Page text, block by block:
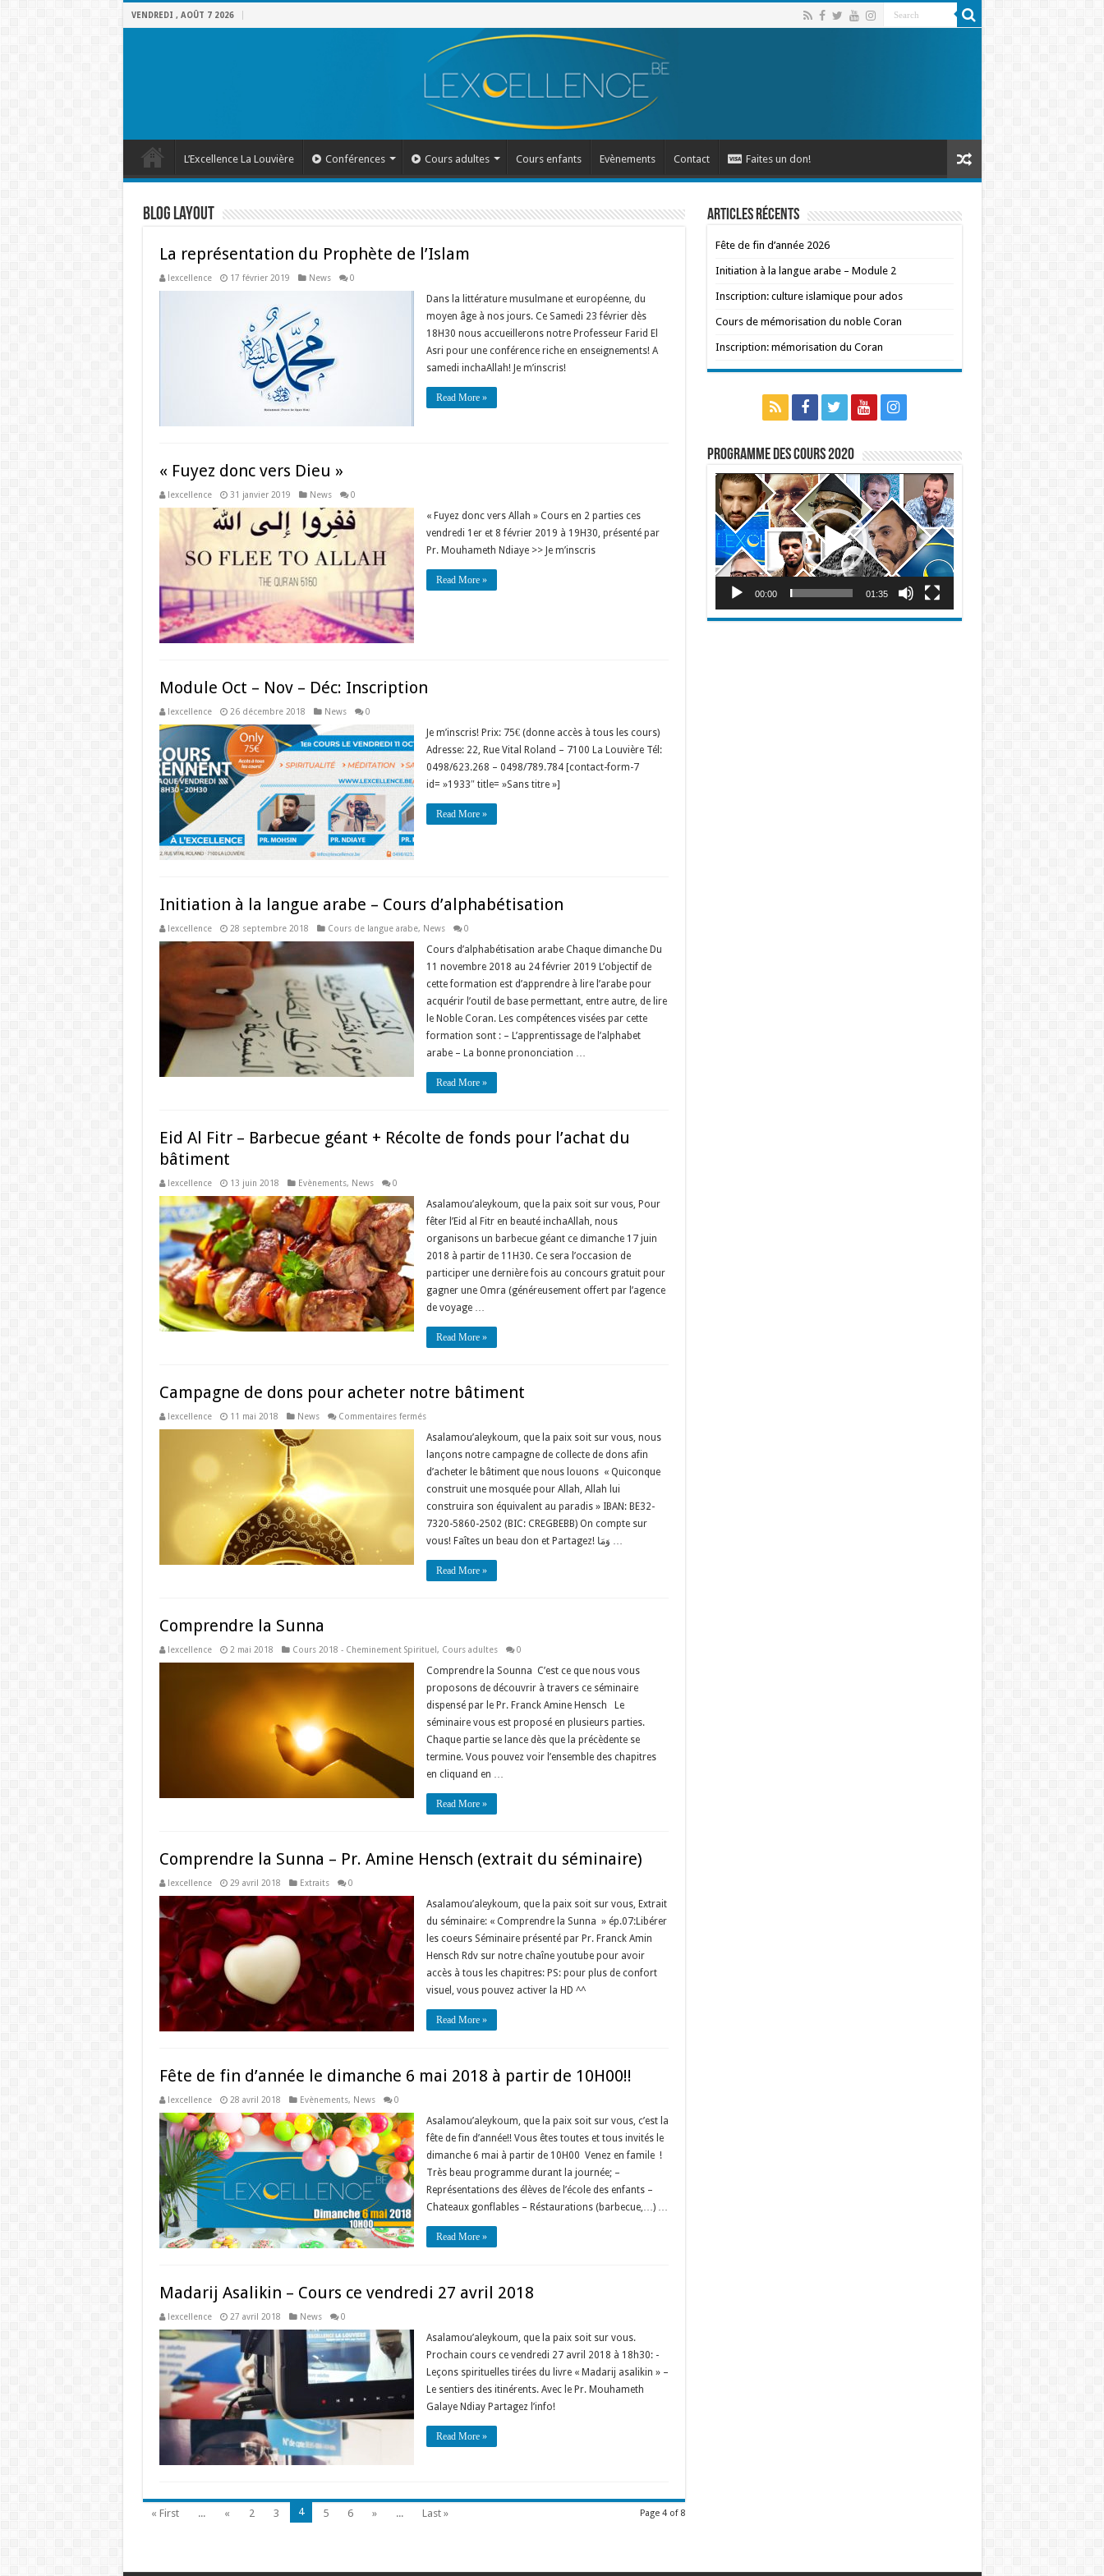
VENDREDI , AOÛT 7 2026
L’Excellence La Louvière Conférences Cours adultes Cours enfants Evènements Contact Faites un don!
Blog Layout
La représentation du Prophète de l’Islam
lexcellence 17 février 2019 News 0
Dans la littérature musulmane et européenne, du
moyen âge à nos jours. Ce Samedi 23 février dès
18H30 nous accueillerons notre Professeur Farid El
Asri pour une conférence riche en enseignements! A
samedi inchaAllah! Je m’inscris!
Read More »
« Fuyez donc vers Dieu »
lexcellence 31 janvier 2019 News 0
« Fuyez donc vers Allah » Cours en 2 parties ces
vendredi 1er et 8 février 2019 à 19H30, présenté par
Pr. Mouhameth Ndiaye >> Je m’inscris
Read More »
Module Oct – Nov – Déc: Inscription
lexcellence 26 décembre 2018 News 0
Je m’inscris! Prix: 75€ (donne accès à tous les cours)
Adresse: 22, Rue Vital Roland – 7100 La Louvière Tél:
0498/623.268 – 0498/789.784 [contact-form-7
id= »1933″ title= »Sans titre »]
Read More »
Initiation à la langue arabe – Cours d’alphabétisation
lexcellence 28 septembre 2018 Cours de langue arabe, News 0
Cours d’alphabétisation arabe Chaque dimanche Du
11 novembre 2018 au 24 février 2019 L’objectif de
cette formation est d’apprendre à lire l’arabe pour
acquérir l’outil de base permettant, entre autre, de lire
le Noble Coran. Les compétences visées par cette
formation sont : – L’apprentissage de l’alphabet
arabe – La bonne prononciation …
Read More »
Eid Al Fitr – Barbecue géant + Récolte de fonds pour l’achat du
bâtiment
lexcellence 13 juin 2018 Evènements, News 0
Asalamou’aleykoum, que la paix soit sur vous, Pour
fêter l’Eid al Fitr en beauté inchaAllah, nous
organisons un barbecue géant ce dimanche 17 juin
2018 à partir de 11H30. Ce sera l’occasion de
participer une dernière fois au concours gratuit pour
gagner une Omra (généreusement offert par l’agence
de voyage …
Read More »
Campagne de dons pour acheter notre bâtiment
lexcellence 11 mai 2018 News Commentaires ferméssur
de
pour
notre
bâtiment
Asalamou’aleykoum, que la paix soit sur vous, nous
lançons notre campagne de collecte de dons afin
d’acheter le bâtiment que nous louons « Quiconque
construit une mosquée pour Allah, Allah lui
construira son équivalent au paradis » IBAN: BE32-
7320-5860-2502 (BIC: CREGBEBB) On compte sur
vous! Faîtes un beau don et Partagez! وَمَا …
Read More »
Comprendre la Sunna
lexcellence 2 mai 2018 Cours 2018 - Cheminement Spirituel , Cours adultes 0
Comprendre la Sounna C’est ce que nous vous
proposons de découvrir à travers ce séminaire
dispensé par le Pr. Franck Amine Hensch Le
séminaire vous est proposé en plusieurs parties.
Chaque partie se lance dès que la précèdente se
termine. Vous pouvez voir l’ensemble des chapitres
en cliquand en …
Read More »
Comprendre la Sunna – Pr. Amine Hensch (extrait du séminaire)
lexcellence 29 avril 2018 Extraits 0
Asalamou’aleykoum, que la paix soit sur vous, Extrait
du séminaire: « Comprendre la Sunna » ép.07:Libérer
les coeurs Séminaire présenté par Pr. Franck Amin
Hensch Rdv sur notre chaîne youtube pour avoir
accès à tous les chapitres: PS: pour plus de confort
visuel, vous pouvez activer la HD ^^
Read More »
Fête de fin d’année le dimanche 6 mai 2018 à partir de 10H00!!
lexcellence 28 avril 2018 Evènements, News 0
Asalamou’aleykoum, que la paix soit sur vous, c’est la
fête de fin d’année!! Vous êtes toutes et tous invités le
dimanche 6 mai à partir de 10H00 Venez en famile !
Très beau programme durant la journée; –
Représentations des élèves de l’école des enfants –
Chateaux gonflables – Réstaurations (barbecue,…) …
Read More »
Madarij Asalikin – Cours ce vendredi 27 avril 2018
lexcellence 27 avril 2018 News 0
Asalamou’aleykoum, que la paix soit sur vous.
Prochain cours ce vendredi 27 avril 2018 à 18h30: -
Leçons spirituelles tirées du livre « Madarij asalikin » –
Le sentiers des itinérents. Avec le Pr. Mouhameth
Galaye Ndiay Partagez l’info!
Read More »
Page 4 of 8
« First ... « 2 3 4 5 6 » ... Last »
Articles récents
Fête de fin d’année 2026
Initiation à la langue arabe – Module 2
Inscription: culture islamique pour ados
Cours de mémorisation du noble Coran
Inscription: mémorisation du Coran
Programme des cours 2020
Lecteur
vidéo
00:00 01:35